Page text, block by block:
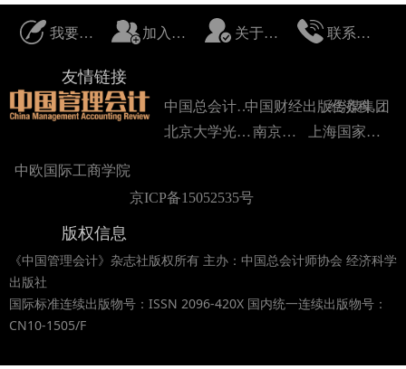
我要投稿 加入我们 关于我们 联系我们
友情链接
版权信息
《中国管理会计》杂志社版权所有 主办：中国总会计师协会 经济科学
出版社
国际标准连续出版物号：ISSN 2096-420X 国内统一连续出版物号：
CN10-1505/F
中国总会计师协会中国财经出版传媒集团
经济科学出版社
中欧国际工商学院
北京大学光华管理学院 南京大学 上海国家会计学院
京ICP备15052535号